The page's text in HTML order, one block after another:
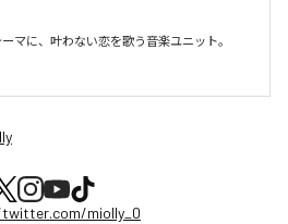
マに、叶わない恋を歌う音楽ユニット。
miolly_0